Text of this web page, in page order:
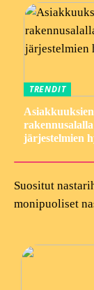
TRENDIT
järjestelmien
Suositut
monipuoliset